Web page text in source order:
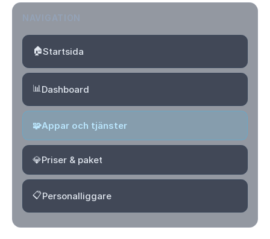
🏠Startsida
📊Dashboard
🧩Appar och tjänster
💎Priser & paket
📋Personalliggare